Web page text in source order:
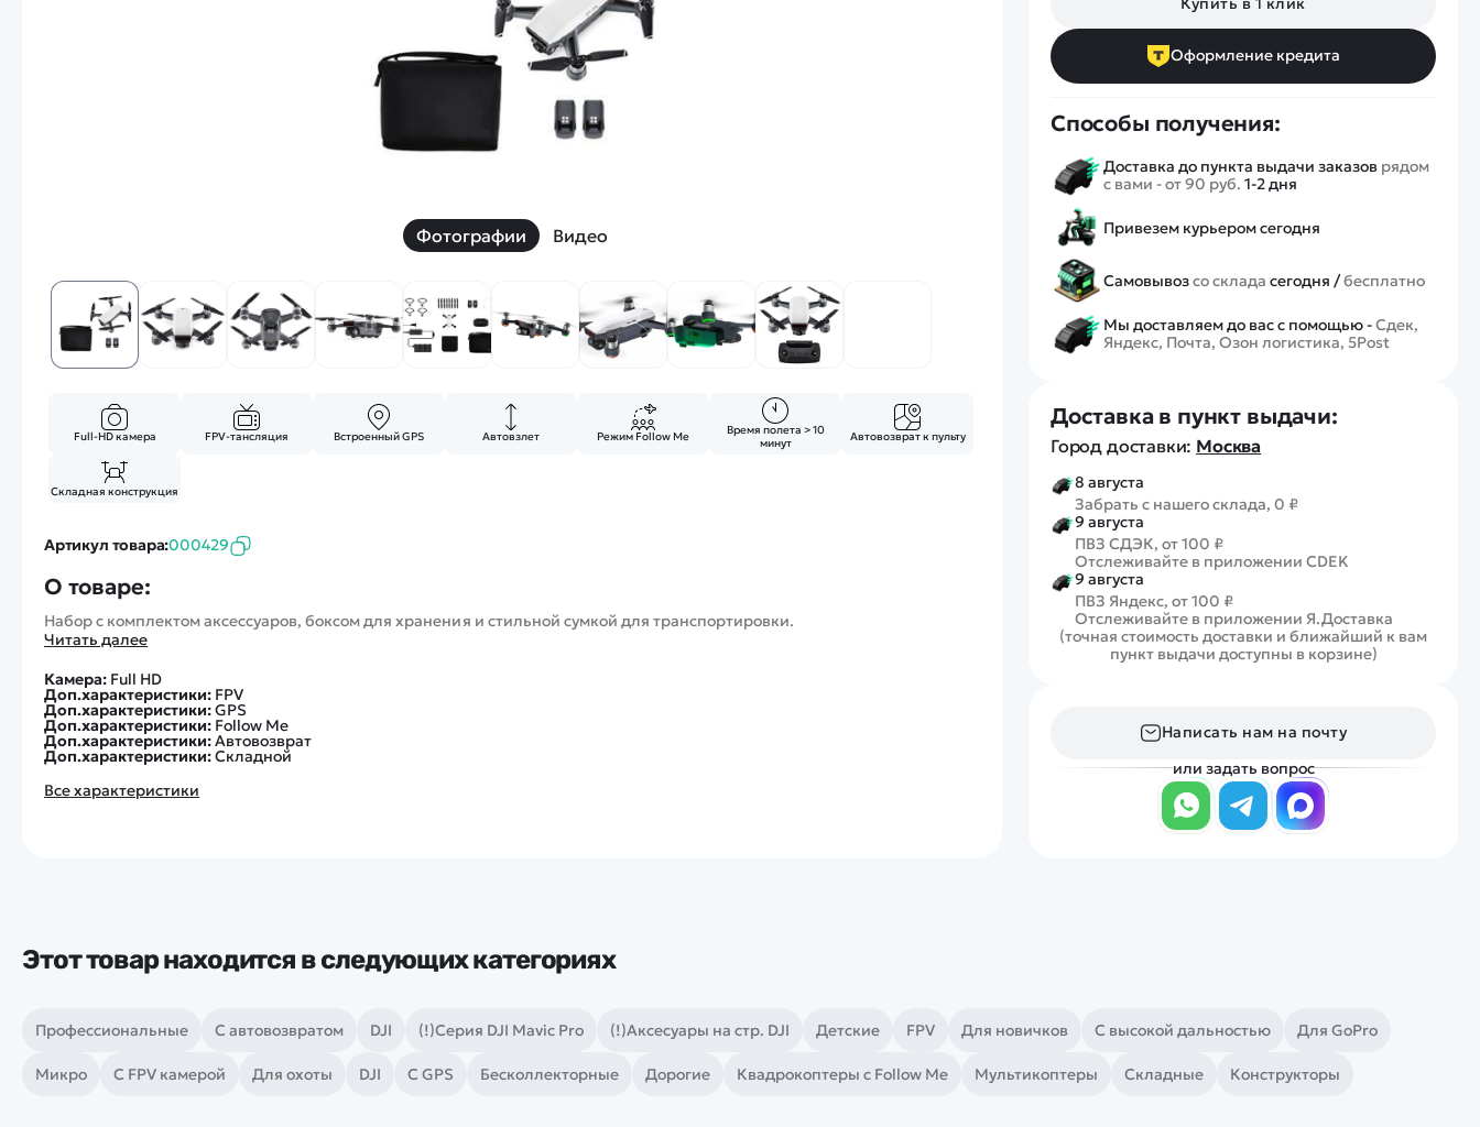
Дроны с 4k камерой
Скоростной катер
Вертолетик для детей ну пульте
Скидки
Смотреть -30%
Фотографии Видео
Full-HD камера FPV-тансляция Встроенный GPS Автовзлет Режим Follow Me
Время полета > 10
минут
Автовозврат к пульту
Складная конструкция
Артикул товара:000429
О товаре:
Набор с комплектом аксессуаров, боксом для хранения и стильной сумкой для транспортировки.
Читать далее
Камера: Full HD
Доп.характеристики: FPV
Доп.характеристики:GPS
Доп.характеристики: Follow Me
Доп.характеристики:Автовозврат
Доп.характеристики:Складной
Все характеристики
Оформление кредита
Способы получения:
Доставка до пункта выдачи заказов рядом
с вами - от 90 руб. 1-2 дня
Привезем курьером сегодня
Самовывозсо склада сегодня /бесплатно
Мы доставляем до вас с помощью -Сдек,
Яндекс, Почта, Озон логистика, 5Post
Доставка в пункт выдачи:
Город доставки: Москва
8 августа
Забрать с нашего склада, 0 ₽
9 августа
ПВЗ СДЭК, от 100 ₽
Отслеживайте в приложении CDEK
9 августа
ПВЗ Яндекс, от 100 ₽
Отслеживайте в приложении Я.Доставка
(точная стоимость доставки и ближайший к вам
пункт выдачи доступны в корзине)
Написать нам на почту
или задать вопрос
Этот товар находится в следующих категориях
Профессиональные С автовозвратом DJI (!)Серия DJI Mavic Pro (!)Аксесуары на стр. DJI Детские FPV Для новичков С высокой дальностью Для GoPro
Микро С FPV камерой Для охоты DJI С GPS Бесколлекторные Дорогие Квадрокоптеры с Follow Me Мультикоптеры Складные Конструкторы
Спецтехника
Конструкторы